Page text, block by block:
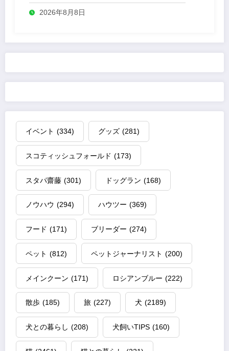
2026年8月8日
イベント (334) グッズ (281)
スコティッシュフォールド (173)
スタパ齋藤 (301) ドッグラン (168)
ノウハウ (294) ハウツー (369)
フード (171) ブリーダー (274)
ペット (812) ペットジャーナリスト (200)
メインクーン (171) ロシアンブルー (222)
散歩 (185) 旅 (227) 犬 (2189)
犬との暮らし (208) 犬飼いTIPS (160)